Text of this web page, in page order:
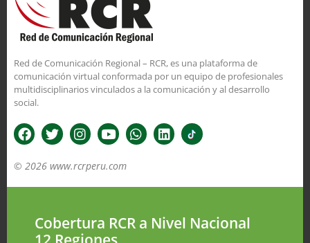
Red de Comunicación Regional – RCR, es una plataforma de
comunicación virtual conformada por un equipo de profesionales
multidisciplinarios vinculados a la comunicación y al desarrollo
social.
© 2026 www.rcrperu.com
Cobertura RCR a Nivel Nacional